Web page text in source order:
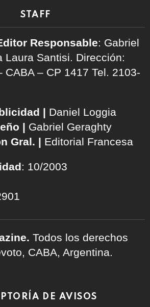
STAFF
Responsable: Gabriel
Laura Santisi. Dirección:
CABA – CP 1417 Tel. 2103-
| Daniel Loggia
| Gabriel Geraghty
Gral. | Editorial Francesa
: 10/2003
Todos los derechos
CABA, Argentina.
DE AVISOS